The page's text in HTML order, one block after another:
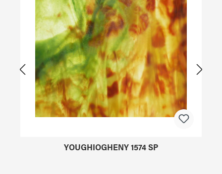
YOUGHIOGHENY 1574 SP